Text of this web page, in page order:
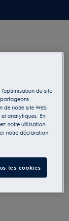
les ustensiles
du site
de notre site Web
analytiques. En
notre utilisation
notre déclaration
les cookies